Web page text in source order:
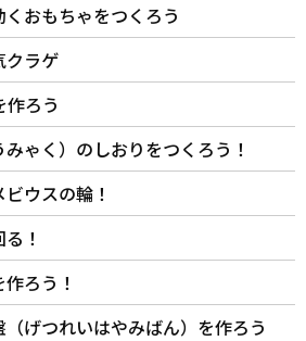
おもちゃをつくろう
クラゲ
作ろう
ゃく）のしおりをつくろう！
ウスの輪！
！
ろう！
げつれいはやみばん）を作ろう